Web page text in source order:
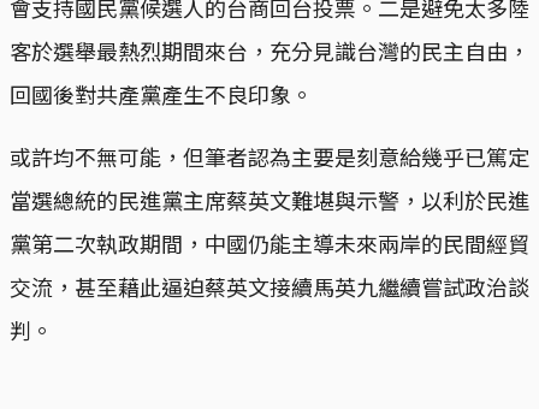
會支持國民黨候選人的台商回台投票。二是避免太多陸
客於選舉最熱烈期間來台，充分見識台灣的民主自由，
回國後對共產黨產生不良印象。
或許均不無可能，但筆者認為主要是刻意給幾乎已篤定
當選總統的民進黨主席蔡英文難堪與示警，以利於民進
黨第二次執政期間，中國仍能主導未來兩岸的民間經貿
交流，甚至藉此逼迫蔡英文接續馬英九繼續嘗試政治談
判。